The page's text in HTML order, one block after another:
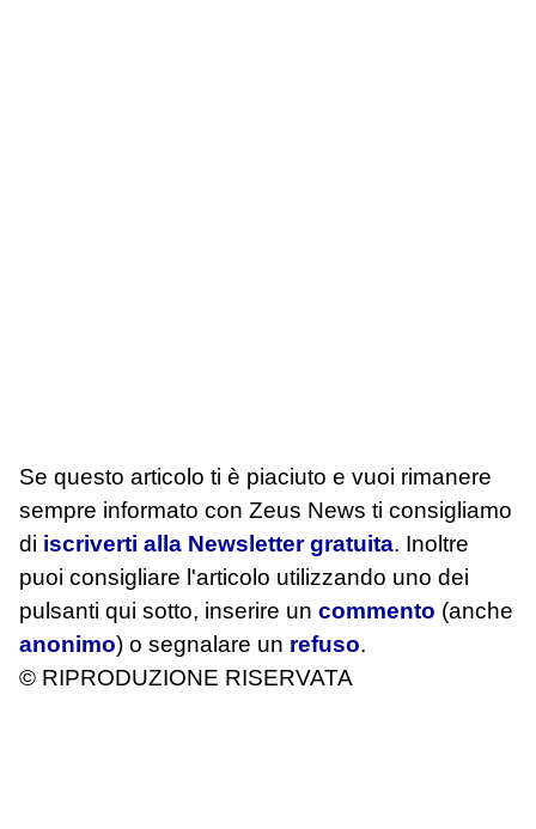
Se questo articolo ti è piaciuto e vuoi rimanere
sempre informato con Zeus News ti consigliamo
di iscriverti alla Newsletter gratuita. Inoltre
puoi consigliare l'articolo utilizzando uno dei
pulsanti qui sotto, inserire un commento (anche
anonimo) o segnalare un refuso.
© RIPRODUZIONE RISERVATA